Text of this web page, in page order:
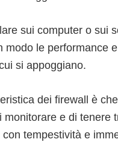
sui computer o sui
le performance
si appoggiano.
dei firewall è
monitorare e di tenere
tempestività e